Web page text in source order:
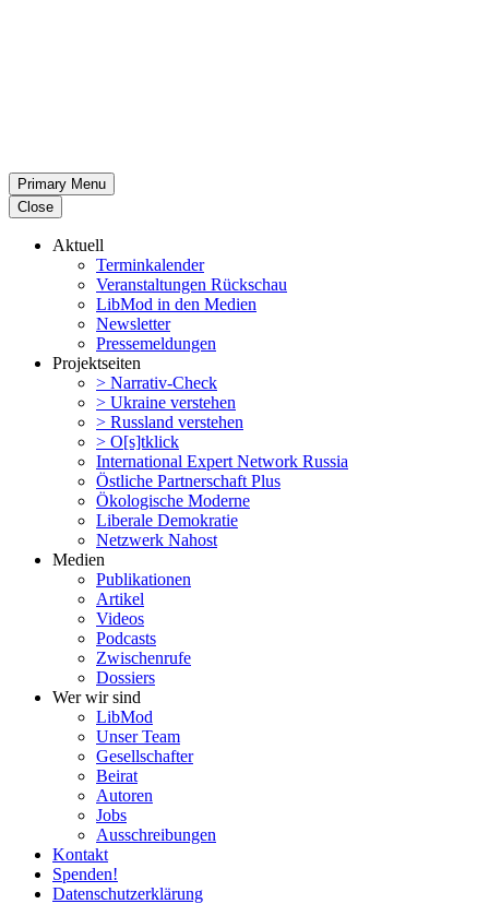
Primary Menu
Close
Aktuell
Termin­ka­lender
Veran­stal­tungen Rückschau
LibMod in den Medien
Newsletter
Presse­mel­dungen
Projekt­seiten
> Narrativ-Check
> Ukraine verstehen
> Russland verstehen
> O[s]tklick
Inter­na­tional Expert Network Russia
Östliche Partner­schaft Plus
Ökolo­gische Moderne
Liberale Demokratie
Netzwerk Nahost
Medien
Publi­ka­tionen
Artikel
Videos
Podcasts
Zwischenrufe
Dossiers
Wer wir sind
LibMod
Unser Team
Gesell­schafter
Beirat
Autoren
Jobs
Ausschrei­bungen
Kontakt
Spenden!
Daten­schutz­er­klärung